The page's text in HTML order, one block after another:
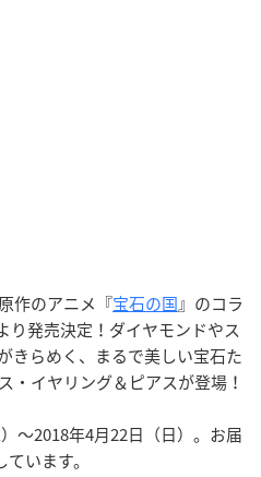
作のアニメ『宝石の国』のコラ
り発売決定！ダイヤモンドやス
きらめく、まるで美しい宝石た
・イヤリング＆ピアスが登場！
～2018年4月22日（日）。お届
います。